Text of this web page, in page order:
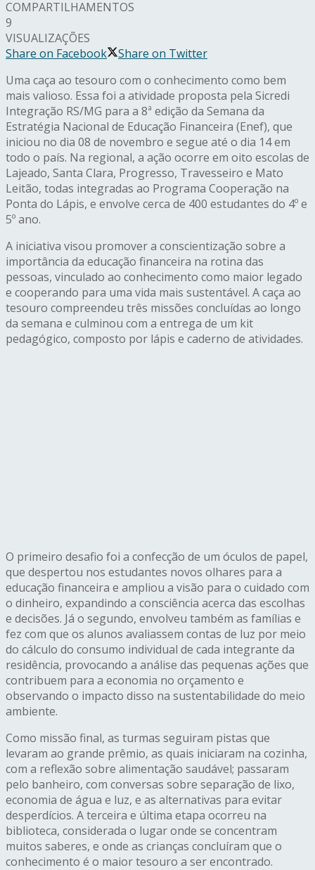
COMPARTILHAMENTOS
9
VISUALIZAÇÕES
Share on Facebook
Share on Twitter
Uma caça ao tesouro com o conhecimento como bem
mais valioso. Essa foi a atividade proposta pela Sicredi
Integração RS/MG para a 8ª edição da Semana da
Estratégia Nacional de Educação Financeira (Enef), que
iniciou no dia 08 de novembro e segue até o dia 14 em
todo o país. Na regional, a ação ocorre em oito escolas de
Lajeado, Santa Clara, Progresso, Travesseiro e Mato
Leitão, todas integradas ao Programa Cooperação na
Ponta do Lápis, e envolve cerca de 400 estudantes do 4º e
5º ano.
A iniciativa visou promover a conscientização sobre a
importância da educação financeira na rotina das
pessoas, vinculado ao conhecimento como maior legado
e cooperando para uma vida mais sustentável. A caça ao
tesouro compreendeu três missões concluídas ao longo
da semana e culminou com a entrega de um kit
pedagógico, composto por lápis e caderno de atividades.
O primeiro desafio foi a confecção de um óculos de papel,
que despertou nos estudantes novos olhares para a
educação financeira e ampliou a visão para o cuidado com
o dinheiro, expandindo a consciência acerca das escolhas
e decisões. Já o segundo, envolveu também as famílias e
fez com que os alunos avaliassem contas de luz por meio
do cálculo do consumo individual de cada integrante da
residência, provocando a análise das pequenas ações que
contribuem para a economia no orçamento e
observando o impacto disso na sustentabilidade do meio
ambiente.
Como missão final, as turmas seguiram pistas que
levaram ao grande prêmio, as quais iniciaram na cozinha,
com a reflexão sobre alimentação saudável; passaram
pelo banheiro, com conversas sobre separação de lixo,
economia de água e luz, e as alternativas para evitar
desperdícios. A terceira e última etapa ocorreu na
biblioteca, considerada o lugar onde se concentram
muitos saberes, e onde as crianças concluíram que o
conhecimento é o maior tesouro a ser encontrado.